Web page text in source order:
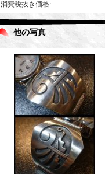
消費税抜き価格:
他の写真